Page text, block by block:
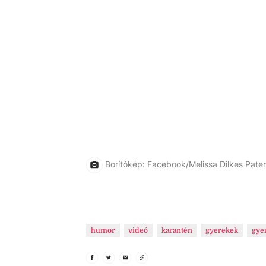
Borítókép: Facebook/Melissa Dilkes
humor videó karantén gyerekek